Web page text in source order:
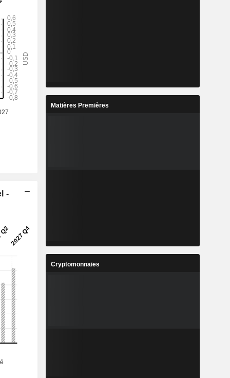
-
Matières Premières
Cryptomonnaies